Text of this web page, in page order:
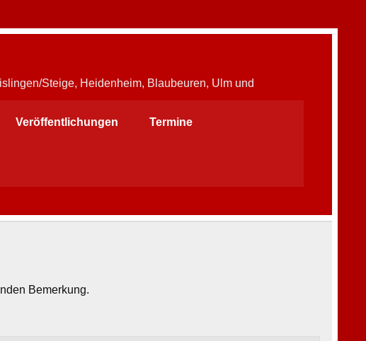
Steige, Heidenheim, Blaubeuren, Ulm und
Veröffentlichungen Termine
Bemerkung.